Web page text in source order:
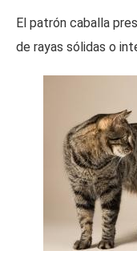
El patrón caballa
de rayas sólidas o